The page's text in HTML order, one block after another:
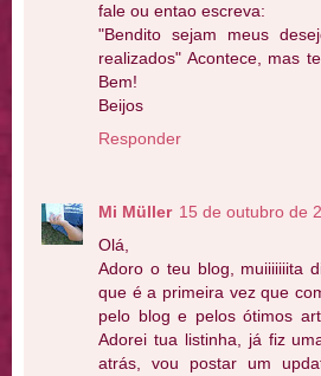
fale ou entao escreva:
"Bendito sejam meus
realizados" Acontece, mas
Bem!
Beijos
Responder
Mi Müller 15 de outubro de
Olá,
Adoro o teu blog, muiiiiiiita
que é a primeira vez que
pelo blog e pelos ótimos
Adorei tua listinha, já fiz
atrás, vou postar um